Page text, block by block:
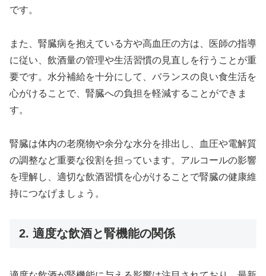
です。
また、腎臓病を抱えている方や高血圧の方は、医師の指導
に従い、飲酒量の管理や生活習慣の見直しを行うことが重
要です。水分補給を十分にして、バランスの良い食生活を
心がけることで、腎臓への負担を軽減することができま
す。
腎臓は体内の老廃物や余分な水分を排出し、血圧や電解質
の調整など重要な役割を担っています。アルコールの影響
を理解し、適切な飲酒習慣を心がけることで腎臓の健康維
持につなげましょう。
2. 適度な飲酒と腎機能の関係